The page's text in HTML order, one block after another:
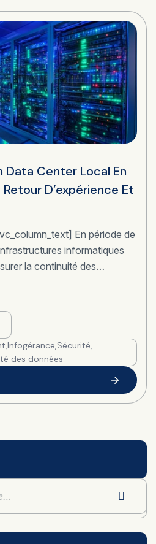
Data Center Local En
D’expérience Et
En période de
informatiques
la continuité des…
,Infogérance,Sécurité,
des données